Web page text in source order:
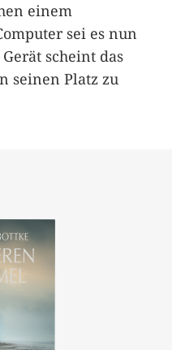
einem
sei es nun
scheint das
seinen Platz zu